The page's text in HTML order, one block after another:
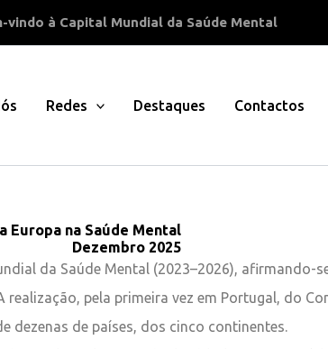
vindo à Capital Mundial da Saúde Mental
Redes Destaques Contactos
Europa na Saúde Mental
Dezembro 2025
da Saúde Mental (2023–2026),
pela primeira vez em Portugal, do
dezenas de países, dos cinco continentes.